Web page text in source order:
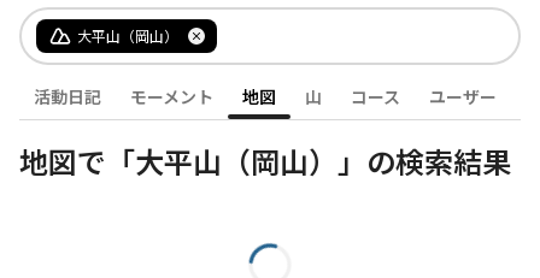
大平山（岡山）
活動日記 モーメント 地図 山 コース ユーザー
地図で「大平山（岡山）」の検索結果